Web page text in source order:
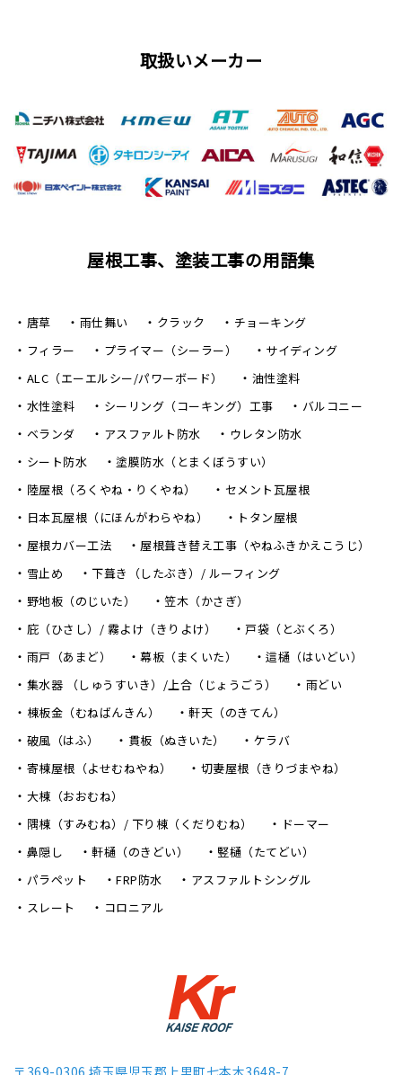
取扱いメーカー
屋根工事、塗装工事の用語集
唐草 雨仕舞い クラック
チョーキング
フィラー
プライマー（シーラー）
サイディング
ALC（エーエルシー/パワーボード）
油性塗料
水性塗料
シーリング（コーキング）工事
バルコニー
ベランダ
アスファルト防水
ウレタン防水
シート防水
塗膜防水（とまくぼうすい）
陸屋根（ろくやね・りくやね）
セメント瓦屋根
日本瓦屋根（にほんがわらやね）
トタン屋根
屋根カバー工法
屋根葺き替え工事（やねふきかえこうじ）
雪止め
下葺き（したぶき）/ ルーフィング
野地板（のじいた）
笠木（かさぎ）
庇（ひさし）/ 霧よけ（きりよけ）
戸袋（とぶくろ）
雨戸（あまど）
幕板（まくいた）
這樋（はいどい）
集水器 （しゅうすいき）/上合（じょうごう）
雨どい
棟板金（むねばんきん）
軒天（のきてん）
破風（はふ）
貫板（ぬきいた）
ケラバ
寄棟屋根（よせむねやね）
切妻屋根（きりづまやね）
大棟（おおむね）
隅棟（すみむね）/ 下り棟（くだりむね）
ドーマー
鼻隠し
軒樋（のきどい）
竪樋（たてどい）
パラペット
FRP防水
アスファルトシングル
スレート
コロニアル